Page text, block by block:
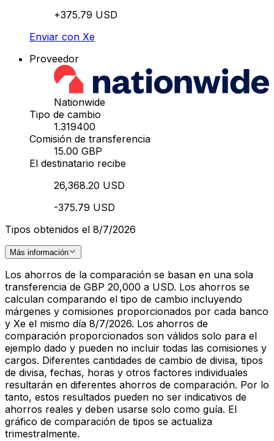
+375.79 USD
Enviar con Xe
Proveedor
Nationwide
Tipo de cambio
1.319400
Comisión de transferencia
15.00 GBP
El destinatario recibe
26,368.20 USD
-375.79 USD
Tipos obtenidos el 8/7/2026
Más información
Los ahorros de la comparación se basan en una sola
transferencia de GBP 20,000 a USD. Los ahorros se
calculan comparando el tipo de cambio incluyendo
márgenes y comisiones proporcionados por cada banco
y Xe el mismo día 8/7/2026. Los ahorros de
comparación proporcionados son válidos solo para el
ejemplo dado y pueden no incluir todas las comisiones y
cargos. Diferentes cantidades de cambio de divisa, tipos
de divisa, fechas, horas y otros factores individuales
resultarán en diferentes ahorros de comparación. Por lo
tanto, estos resultados pueden no ser indicativos de
ahorros reales y deben usarse solo como guía. El
gráfico de comparación de tipos se actualiza
trimestralmente.